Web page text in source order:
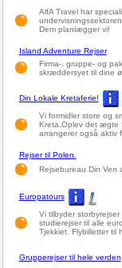
AlfA Travel har
Dem planlægger vi!
Island Adventure Rejser
Firma-, gruppe- og
skræddersyet til dine
Din Lokale Kretaferie!
Vi formidler store og
Kreta.Oplev det ægte
arrangerer også aktiv
Rejser til Polen.
Rejsebureau Din Ven
Europatours
Vi tilbyder
studierejser til alle
Tjekkiet. Flybilletter til
Grupperejser til hele verden